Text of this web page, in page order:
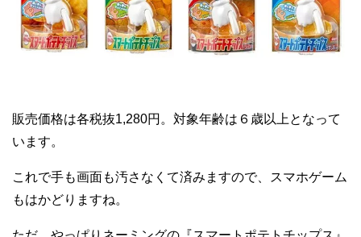
販売価格は各税抜1,280円。対象年齢は６歳以上となって
います。
これで手も画面も汚さなくて済みますので、スマホゲーム
もはかどりますね。